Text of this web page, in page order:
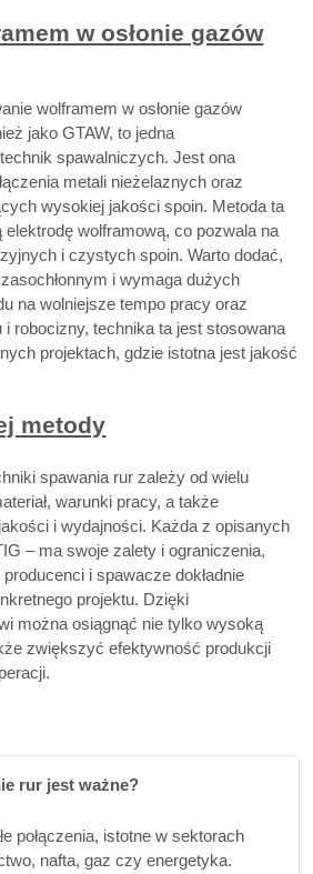
w osłonie gazów
wolframem w osłonie gazów
jako GTAW, to jedna
spawalniczych. Jest ona
metali nieżelaznych oraz
wysokiej jakości spoin. Metoda ta
wolframową, co pozwala na
i czystych spoin. Warto dodać,
i wymaga dużych
na wolniejsze tempo pracy oraz
robocizny, technika ta jest stosowana
projektach, gdzie istotna jest jakość
metody
spawania rur zależy od wielu
warunki pracy, a także
i wydajności. Każda z opisanych
– ma swoje zalety i ograniczenia,
i spawacze dokładnie
projektu. Dzięki
można osiągnąć nie tylko wysoką
zwiększyć efektywność produkcji
rur jest ważne?
połączenia, istotne w sektorach
nafta, gaz czy energetyka.